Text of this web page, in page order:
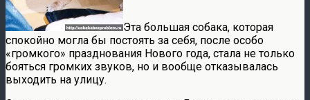
Эта большая собака, которая
спокойно могла бы постоять за себя, после особо
«громкого» празднования Нового года, стала не только
бояться громких звуков, но и вообще отказывалась
выходить на улицу.